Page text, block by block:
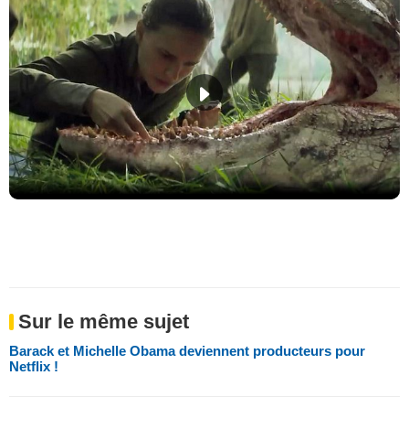
Sur le même sujet
Barack et Michelle Obama deviennent producteurs pour
Netflix !